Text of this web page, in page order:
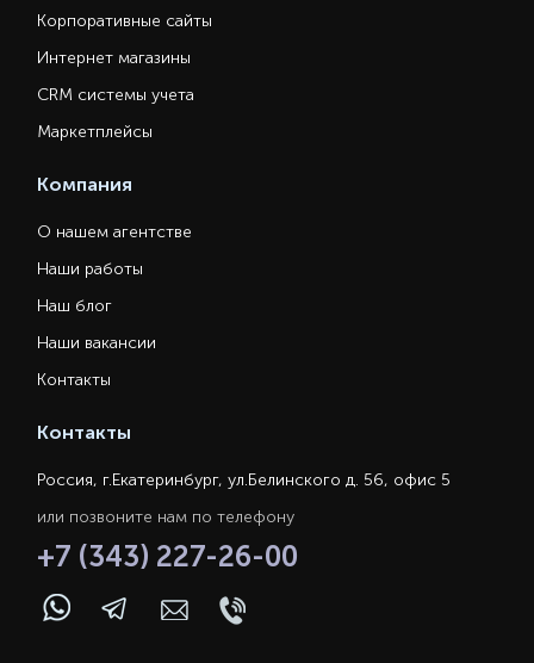
Корпоративные сайты
Интернет магазины
CRM системы учета
Маркетплейсы
Компания
О нашем агентстве
Наши работы
Наш блог
Наши вакансии
Контакты
Контакты
Россия, г.Екатеринбург, ул.Белинского д. 56, офис 5
или позвоните нам по телефону
+7 (343) 227-26-00